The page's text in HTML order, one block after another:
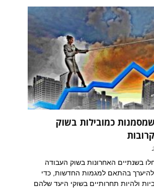
שמסמנות כמובילות בשוק
בשנתיים האחרונות בשוק העבודה
בהתאם למגמות החדשות, כדי
ולהיות תחרותיים בשוקי היעד שלהם